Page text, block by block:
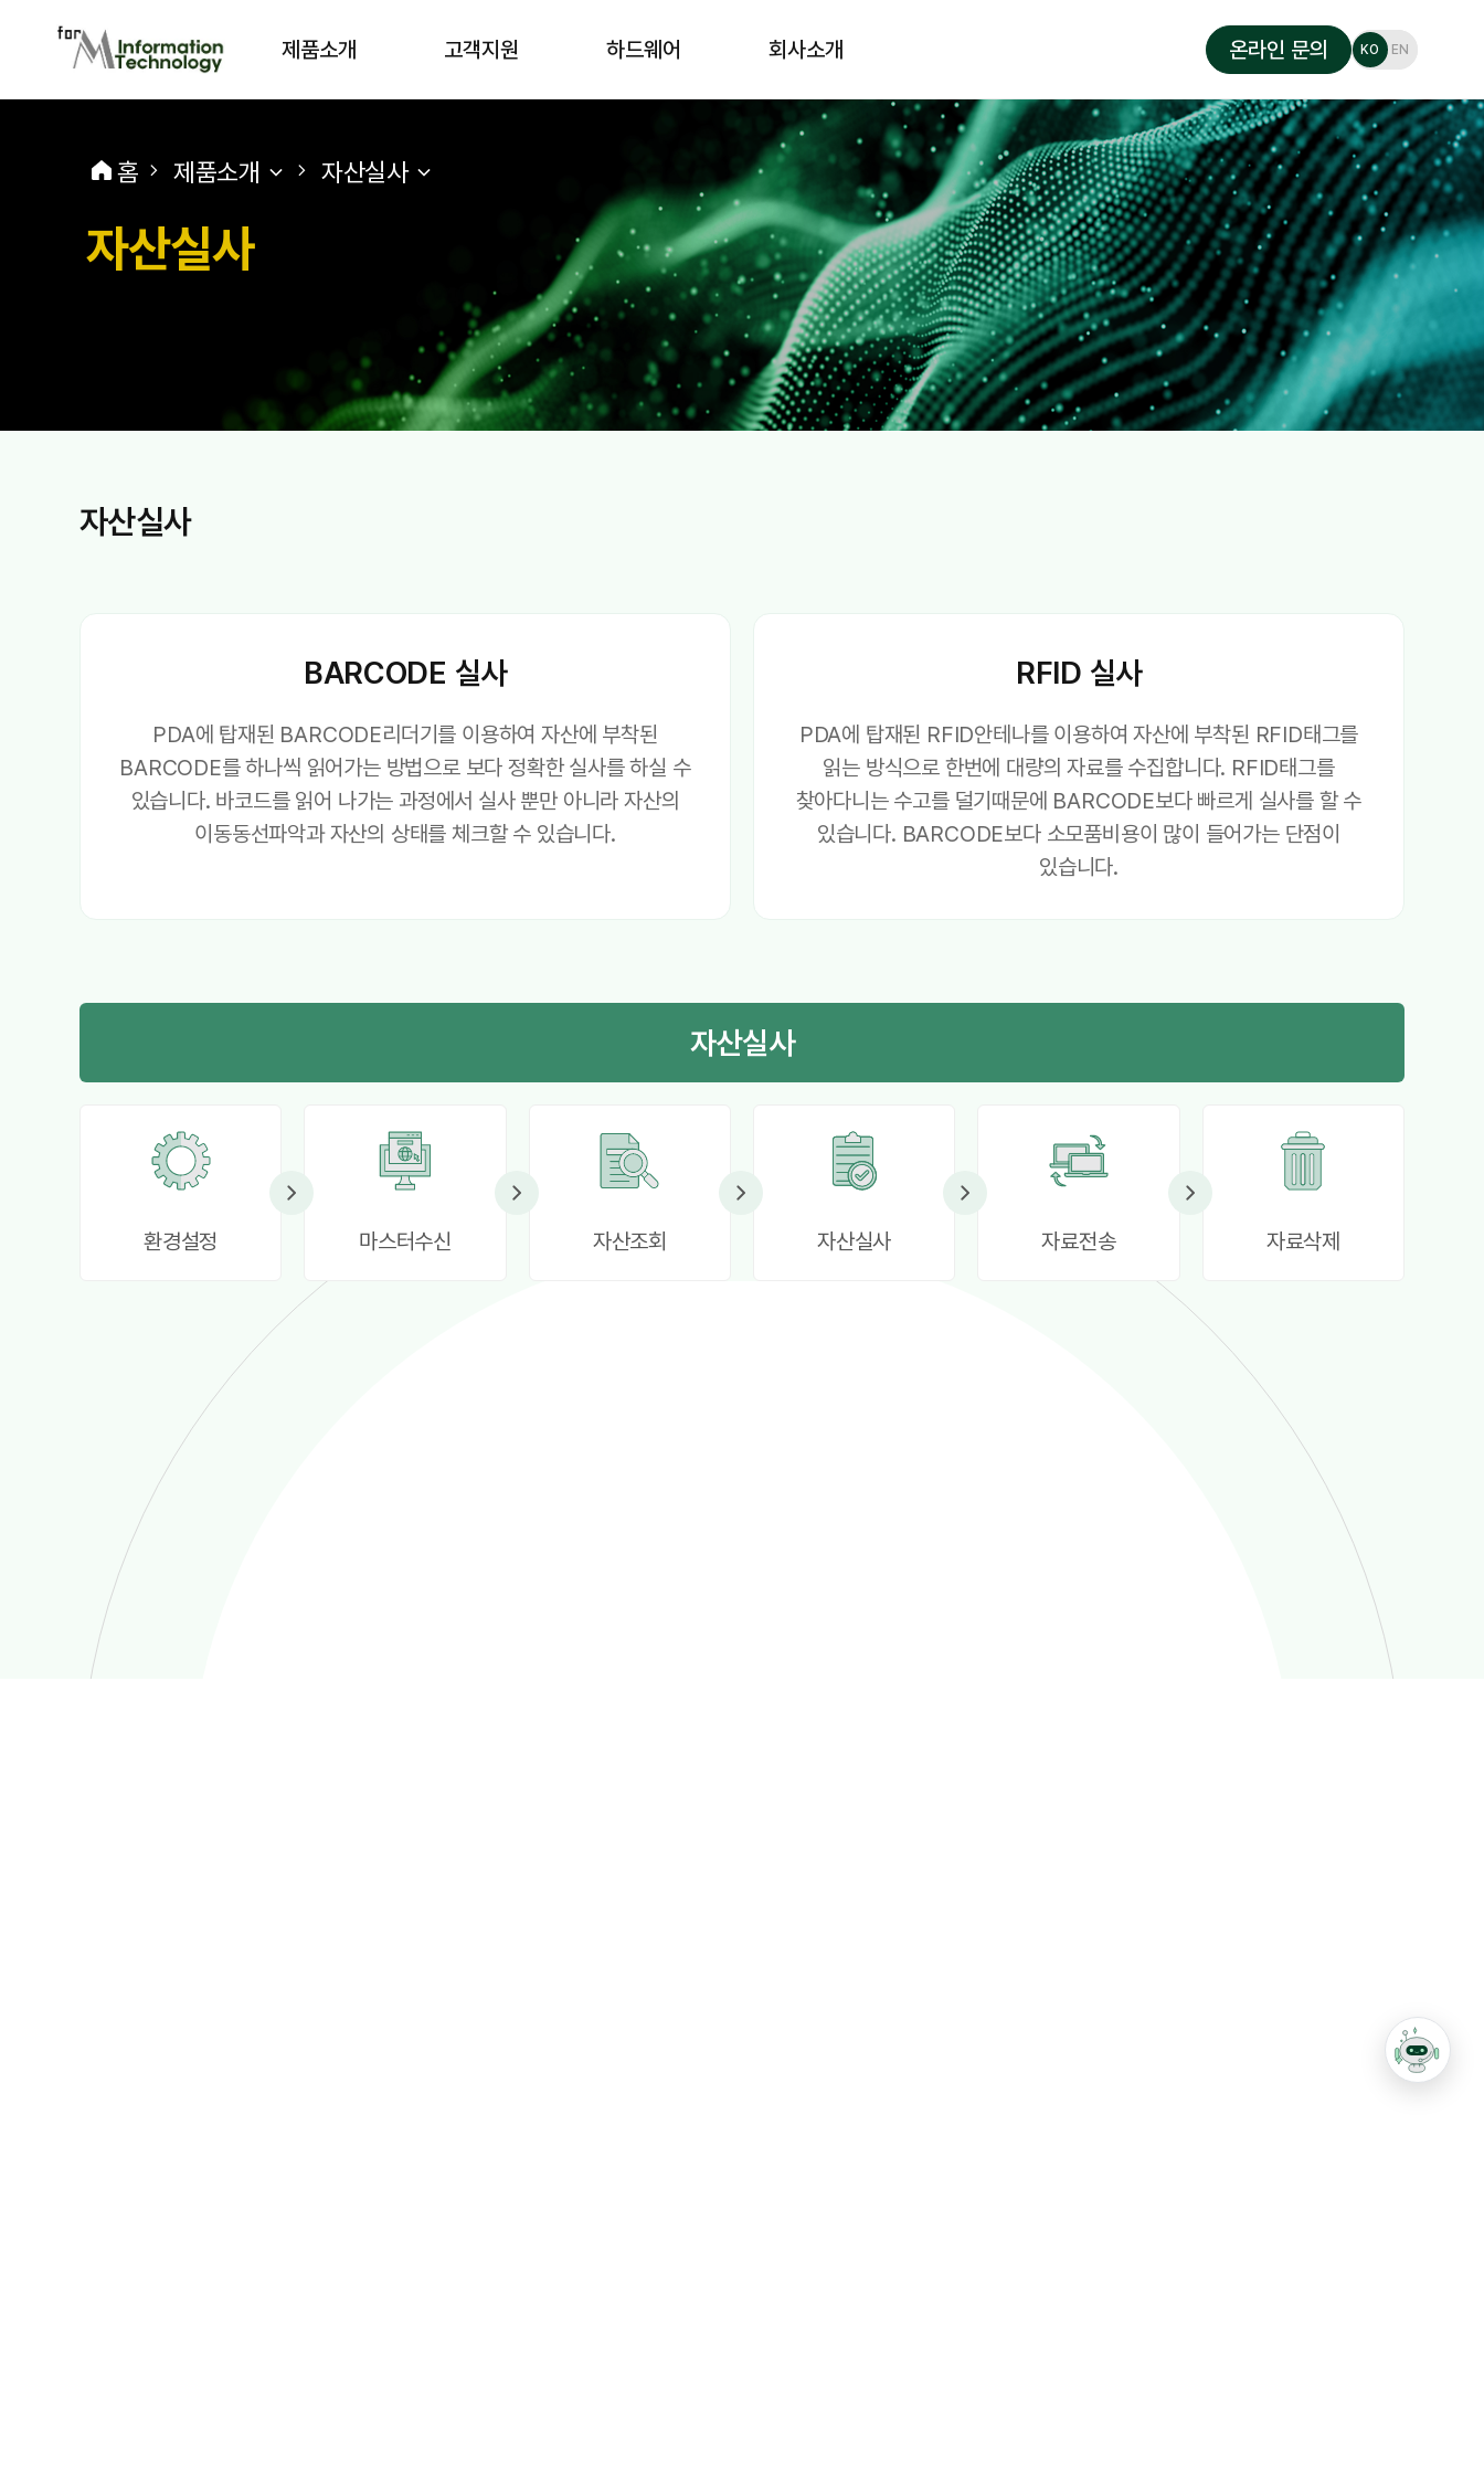
제품소개 고객지원 하드웨어 회사소개 온라인 문의 KO EN
홈 제품소개 자산실사
자산실사
자산실사
BARCODE 실사
PDA에 탑재된 BARCODE리더기를 이용하여 자산에 부착된
BARCODE를 하나씩 읽어가는 방법으로 보다 정확한 실사를 하실 수
있습니다. 바코드를 읽어 나가는 과정에서 실사 뿐만 아니라 자산의
이동동선파악과 자산의 상태를 체크할 수 있습니다.
RFID 실사
PDA에 탑재된 RFID안테나를 이용하여 자산에 부착된 RFID태그를
읽는 방식으로 한번에 대량의 자료를 수집합니다. RFID태그를
찾아다니는 수고를 덜기때문에 BARCODE보다 빠르게 실사를 할 수
있습니다. BARCODE보다 소모품비용이 많이 들어가는 단점이
있습니다.
자산실사
환경설정 마스터수신 자산조회 자산실사 자료전송 자료삭제